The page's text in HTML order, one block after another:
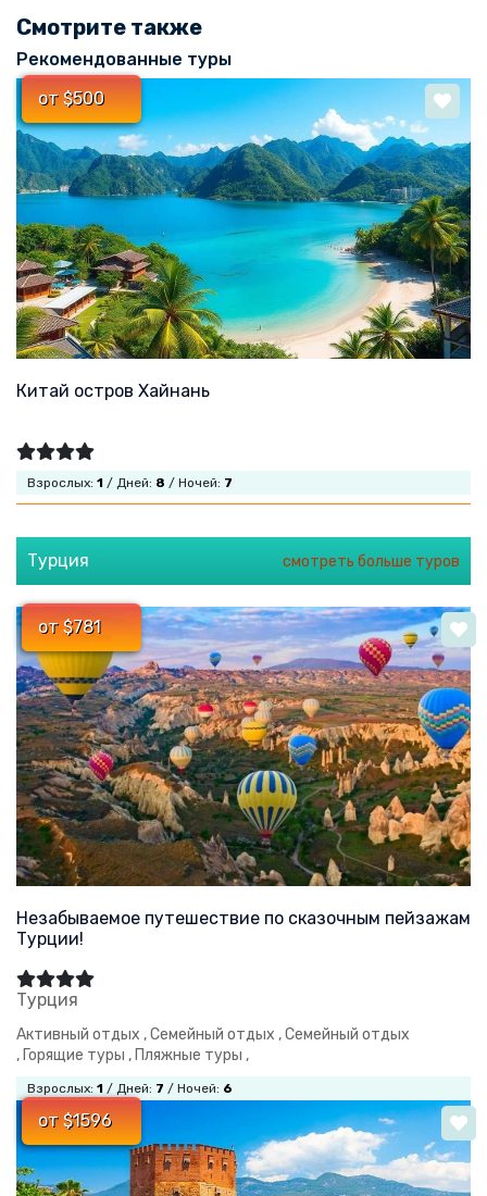
Смотрите также
Рекомендованные туры
от $500
Китай остров Хайнань
Взрослых: 1 / Дней: 8 / Ночей: 7
Турция смотреть больше туров
от $781
Незабываемое путешествие по сказочным пейзажам
Турции!
Турция
Активный отдых ,Семейный отдых ,Семейный отдых
, Горящие туры , Пляжные туры ,
Взрослых: 1 / Дней: 7 / Ночей: 6
от $1596